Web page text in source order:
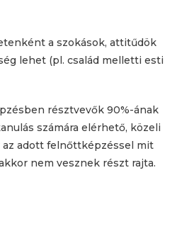
a szokások, attitűdök
lehet (pl. család melletti esti
résztvevők 90%-ának
számára elérhető, közeli
az adott felnőttképzéssel mit
nem vesznek részt rajta.